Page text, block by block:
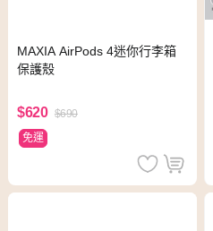
MAXIA AirPods 4迷你行李箱
保護殼
$620 $690
免運